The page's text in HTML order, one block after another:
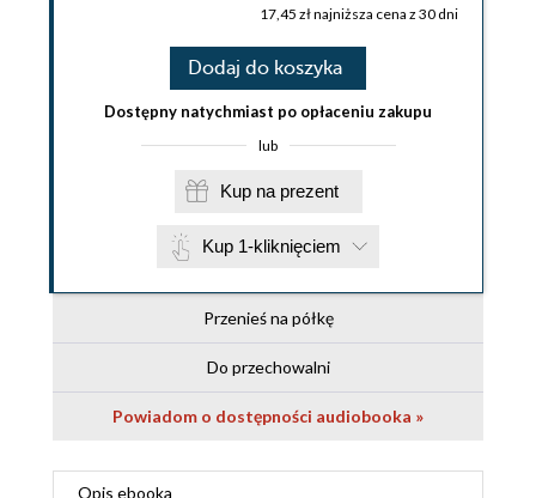
17,45 zł najniższa cena z 30 dni
Dodaj do koszyka
Dostępny natychmiast po opłaceniu zakupu
lub
Kup na prezent
Kup 1-kliknięciem
Przenieś na półkę
Do przechowalni
Powiadom o dostępności audiobooka »
Opis ebooka